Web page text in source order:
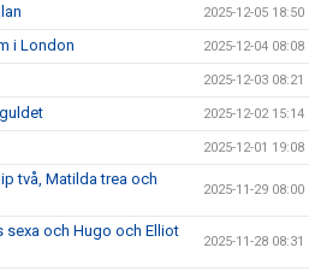
2025-12-05 18:50
i London 2025-12-04 08:08
2025-12-03 08:21
2025-12-02 15:14
2025-12-01 19:08
två, Matilda trea och
2025-11-29 08:00
sexa och Hugo och Elliot
2025-11-28 08:31